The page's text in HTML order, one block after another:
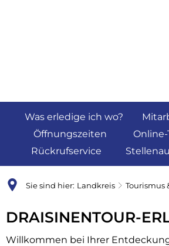
Was erledige ich wo?
Öffnungszeiten
Rückrufservice
Sie sind hier: Landkreis Tourismus
DRAISINENTOUR-
Willkommen bei Ihrer